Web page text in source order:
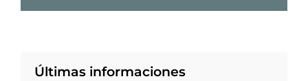
Últimas informaciones